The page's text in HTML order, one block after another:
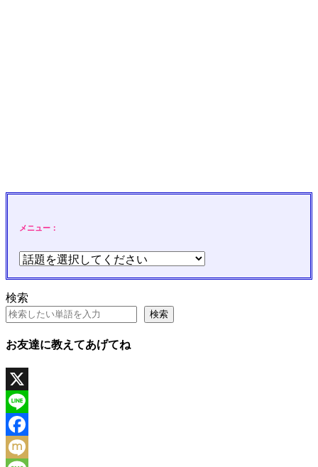
メニュー：
検索
検索
お友達に教えてあげてね
X
Line
Facebook